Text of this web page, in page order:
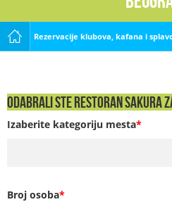
Rezervacije klubova, kafana i
Odabrali ste Restoran Sakura za
Izaberite kategoriju mesta*
Broj osoba*